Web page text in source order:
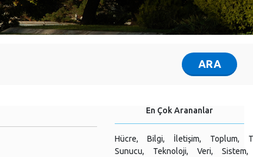
En Çok Arananlar
Hücre, Bilgi, İletişim, Toplum,
Sunucu,
Teknoloji, Veri, Sistem,